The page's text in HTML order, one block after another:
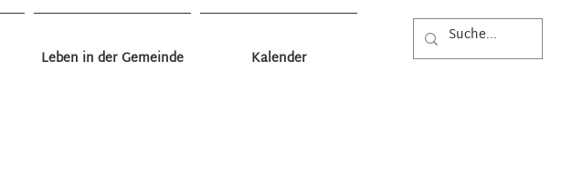
Leben in der Gemeinde Kalender